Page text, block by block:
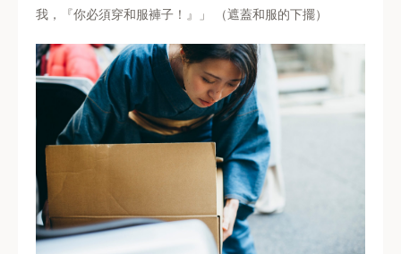
我，『你必須穿和服褲子！』」 （遮蓋和服的下擺）